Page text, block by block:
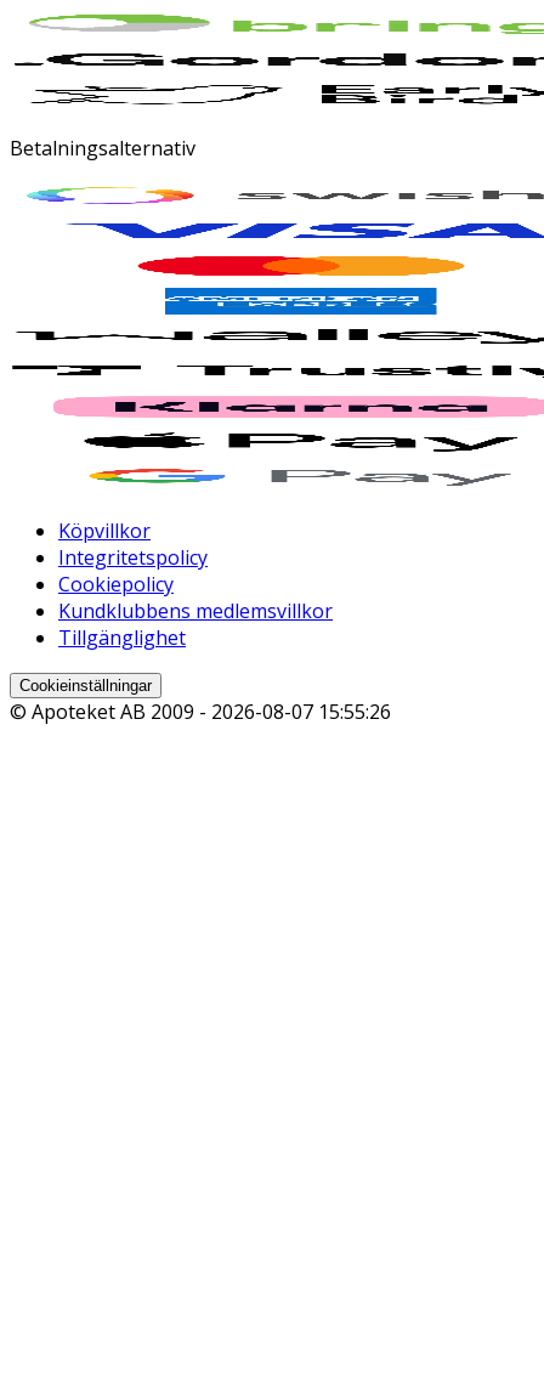
Betalningsalternativ
Köpvillkor
Integritetspolicy
Cookiepolicy
Kundklubbens medlemsvillkor
Tillgänglighet
Cookieinställningar
© Apoteket AB 2009 - 2026-08-07 15:55:26